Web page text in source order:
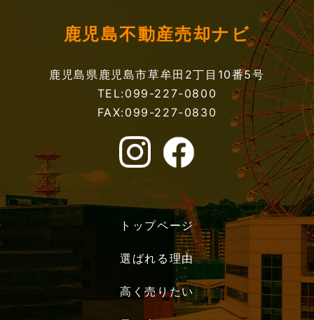
鹿児島不動産売却ナビ
鹿児島県鹿児島市草牟田2丁目10番5号
TEL:099-227-0800
FAX:099-227-0830
トップページ
選ばれる理由
高く売りたい